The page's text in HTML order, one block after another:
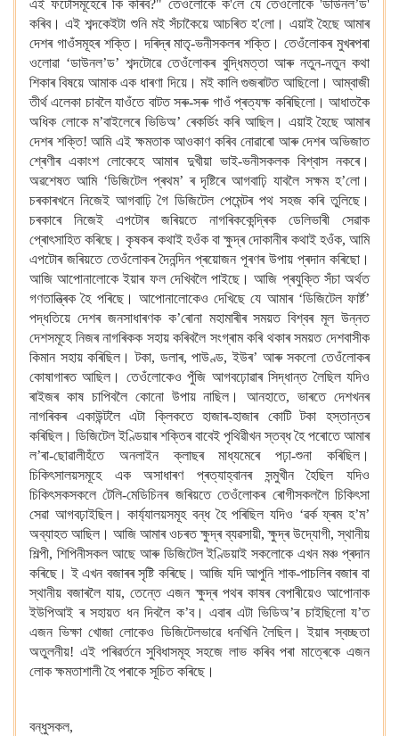
এই ফটোসমূহেৰে কি কৰিব?" তেওঁলোকে ক'লে যে তেওঁলোকে 'ডাউনল’ড'
কৰিব। এই শব্দকেইটা শুনি মই সঁচাকৈয়ে আচৰিত হ'লো। এয়াই হৈছে আমাৰ
দেশৰ গাওঁসমূহৰ শক্তি। দৰিদ্ৰ মাতৃ-ভনীসকলৰ শক্তি। তেওঁলোকৰ মুখৰপৰা
ওলোৱা ‘ডাউনল’ড’ শব্দটোৱে তেওঁলোকৰ বুদ্ধিমত্তা আৰু নতুন-নতুন কথা
শিকাৰ বিষয়ে আমাক এক ধাৰণা দিয়ে। মই কালি গুজৰাটত আছিলো। আম্বাজী
তীৰ্থ এলেকা চাবলৈ যাওঁতে বাটত সৰু-সৰু গাওঁ প্ৰত্যক্ষ কৰিছিলো। আধাতকৈ
অধিক লোকে ম’বাইলেৰে ভিডিঅ’ ৰেকৰ্ডিং কৰি আছিল। এয়াই হৈছে আমাৰ
দেশৰ শক্তি! আমি এই ক্ষমতাক আওকাণ কৰিব নোৱাৰো আৰু দেশৰ অভিজাত
শ্ৰেণীৰ একাংশ লোকেহে আমাৰ দুখীয়া ভাই-ভনীসকলক বিশ্বাস নকৰে।
অৱশেষত আমি ‘ডিজিটেল প্ৰথম’ ৰ দৃষ্টিৰে আগবাঢ়ি যাবলৈ সক্ষম হ’লো।
চৰকাৰখনে নিজেই আগবাঢ়ি গৈ ডিজিটেল পেমেন্টৰ পথ সহজ কৰি তুলিছে।
চৰকাৰে নিজেই এপটোৰ জৰিয়তে নাগৰিককেন্দ্ৰিক ডেলিভাৰী সেৱাক
প্ৰোৎসাহিত কৰিছে। কৃষকৰ কথাই হওঁক বা ক্ষুদ্ৰ দোকানীৰ কথাই হওঁক, আমি
এপটোৰ জৰিয়তে তেওঁলোকৰ দৈনন্দিন প্ৰয়োজন পূৰণৰ উপায় প্ৰদান কৰিছো।
আজি আপোনালোকে ইয়াৰ ফল দেখিবলৈ পাইছে। আজি প্ৰযুক্তি সঁচা অৰ্থত
গণতান্ত্ৰিক হৈ পৰিছে। আপোনালোকেও দেখিছে যে আমাৰ ‘ডিজিটেল ফাৰ্ষ্ট’
পদ্ধতিয়ে দেশৰ জনসাধাৰণক ক’ৰোনা মহামাৰীৰ সময়ত বিশ্বৰ মূল উন্নত
দেশসমূহে নিজৰ নাগৰিকক সহায় কৰিবলৈ সংগ্ৰাম কৰি থকাৰ সময়ত দেশবাসীক
কিমান সহায় কৰিছিল। টকা, ডলাৰ, পাউণ্ড, ইউৰ’ আৰু সকলো তেওঁলোকৰ
কোষাগাৰত আছিল। তেওঁলোকেও পুঁজি আগবঢ়োৱাৰ সিদ্ধান্ত লৈছিল যদিও
ৰাইজৰ কাষ চাপিবলৈ কোনো উপায় নাছিল। আনহাতে, ভাৰতে দেশখনৰ
নাগৰিকৰ একাউন্টলৈ এটা ক্লিকতে হাজাৰ-হাজাৰ কোটি টকা হস্তান্তৰ
কৰিছিল। ডিজিটেল ইণ্ডিয়াৰ শক্তিৰ বাবেই পৃথিৱীখন স্তব্ধ হৈ পৰোতে আমাৰ
ল’ৰা-ছোৱালীহঁতে
অনলাইন ক্লাছৰ মাধ্যমেৰে
পঢ়া-শুনা কৰিছিল।
চিকিৎসালয়সমূহে এক অসাধাৰণ প্ৰত্যাহ্বানৰ সন্মুখীন হৈছিল যদিও
চিকিৎসকসকলে টেলি-মেডিচিনৰ জৰিয়তে তেওঁলোকৰ ৰোগীসকললৈ চিকিৎসা
সেৱা আগবঢ়াইছিল। কাৰ্য্যালয়সমূহ বন্ধ হৈ পৰিছিল যদিও ‘ৱৰ্ক ফ্ৰম হ’ম’
অব্যাহত আছিল। আজি আমাৰ ওচৰত ক্ষুদ্ৰ ব্যৱসায়ী, ক্ষুদ্ৰ উদ্যোগী, স্থানীয়
শিল্পী, শিপিনীসকল আছে আৰু ডিজিটেল ইণ্ডিয়াই সকলোকে এখন মঞ্চ প্ৰদান
কৰিছে। ই এখন বজাৰৰ সৃষ্টি কৰিছে। আজি যদি আপুনি শাক-পাচলিৰ বজাৰ বা
স্থানীয় বজাৰলৈ যায়, তেন্তে এজন ক্ষুদ্ৰ পথৰ কাষৰ বেপাৰীয়েও আপোনাক
ইউপিআই ৰ সহায়ত ধন দিবলৈ ক’ব। এবাৰ এটা ভিডিঅ’ৰ চাইছিলো য’ত
এজন ভিক্ষা খোজা লোকেও ডিজিটেলভাৱে ধনখিনি লৈছিল। ইয়াৰ স্বচ্ছতা
অতুলনীয়! এই পৰিৱৰ্তনে সুবিধাসমূহ সহজে লাভ কৰিব পৰা মাত্ৰেকে এজন
লোক ক্ষমতাশালী হৈ পৰাকে সূচিত কৰিছে।
বন্ধুসকল,